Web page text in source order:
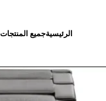
الرئيسيةجميع المنتجات